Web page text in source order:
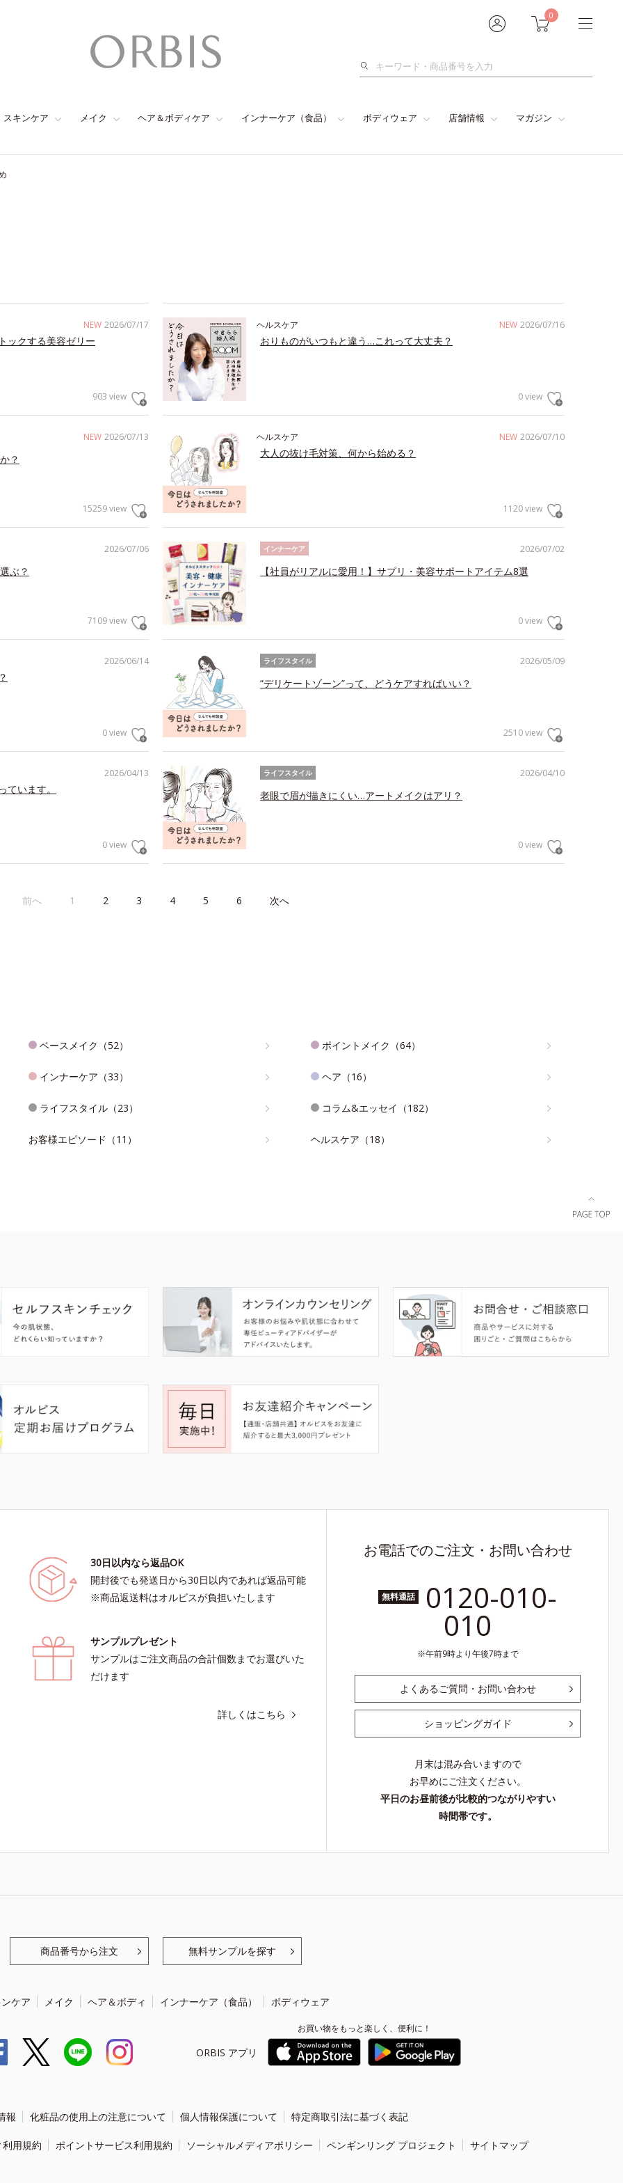
0
検
スキンケア メイク ヘア＆ボディケア インナーケア（食品） ボディウェア 店舗情報 マガジン
NEW 2026/07/17
ックする美容ゼリー
903 view
NEW 2026/07/16
ヘルスケア
おりものがいつもと違う…これって大丈夫？
0 view
NEW 2026/07/13
？
15259 view
NEW 2026/07/10
ヘルスケア
大人の抜け毛対策、何から始める？
1120 view
2026/07/06
ぶ？
7109 view
2026/07/02
インナーケア
【社員がリアルに愛用！】サプリ・美容サポートアイテム8選
0 view
2026/06/14
0 view
2026/05/09
ライフスタイル
“デリケートゾーン”って、どうケアすればいい？
2510 view
2026/04/13
います。
0 view
2026/04/10
ライフスタイル
老眼で眉が描きにくい…アートメイクはアリ？
0 view
前へ 1 2 3 4 5 6 次へ
ベースメイク（52） ポイントメイク（64）
インナーケア（33） ヘア（16）
ライフスタイル（23） コラム&エッセイ（182）
お客様エピソード（11） ヘルスケア（18）
30日以内なら返品OK
開封後でも発送日から30日以内であれば返品可能
※商品返送料はオルビスが負担いたします
サンプルプレゼント
サンプルはご注文商品の合計個数までお選びいた
だけます
詳しくはこちら
お電話でのご注文・お問い合わせ
無料通話 0120-010-
010
午前9時より午後7時まで
よくあるご質問・お問い合わせ
ショッピングガイド
月末は混み合いますので
お早めにご注文ください。
平日のお昼前後が比較的つながりやすい
時間帯です。
商品番号から注文 無料サンプルを探す
ケア メイク ヘア＆ボディ インナーケア（食品） ボディウェア
ORBIS アプリ
お買い物をもっと楽しく、便利に！
報 化粧品の使用上の注意について 個人情報保護について 特定商取引法に基づく表記
用規約 ポイントサービス利用規約 ソーシャルメディアポリシー ペンギンリング プロジェクト サイトマップ